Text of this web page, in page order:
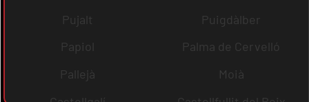
Pujalt
Puigdàlber
Papiol
Palma de Cervelló
Pallejà
Moià